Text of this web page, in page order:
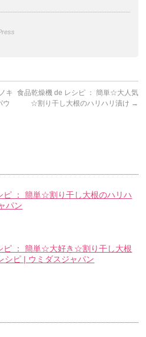
キ
ウ
食品乾燥機 de レシピ ： 簡単☆大人気
☆割り干し大根のハリハリ漬け →
ピ ： 簡単☆割り干し大根のハリハ
パン
ピ ： 簡単☆大好き☆割り干し大根
シピ | ウミダスジャパン